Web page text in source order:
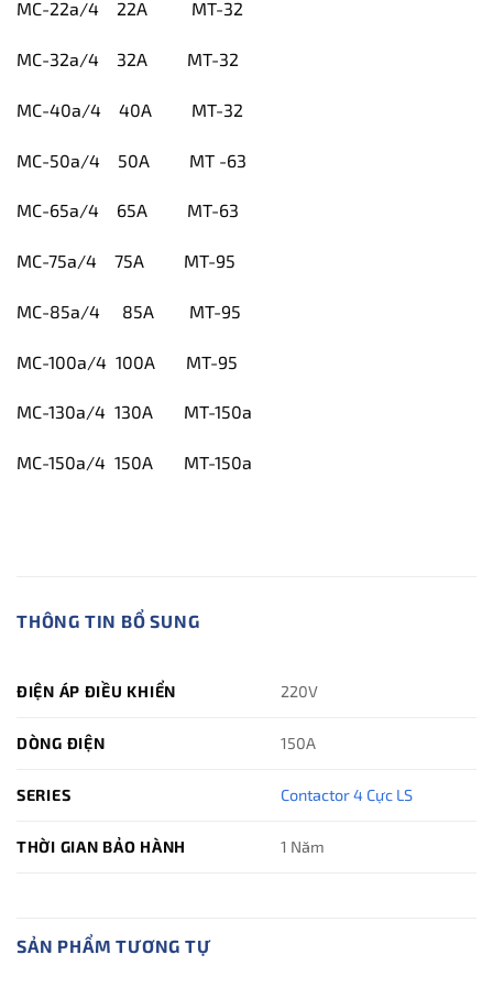
MC-22a/4 22A MT-32
MC-32a/4 32A MT-32
MC-40a/4 40A MT-32
MC-50a/4 50A MT -63
MC-65a/4 65A MT-63
MC-75a/4 75A MT-95
MC-85a/4 85A MT-95
MC-100a/4 100A MT-95
MC-130a/4 130A MT-150a
MC-150a/4 150A MT-150a
THÔNG TIN BỔ SUNG
ĐIỆN ÁP ĐIỀU KHIỂN 220V
DÒNG ĐIỆN 150A
SERIES Contactor 4 Cực LS
THỜI GIAN BẢO HÀNH 1 Năm
SẢN PHẨM TƯƠNG TỰ